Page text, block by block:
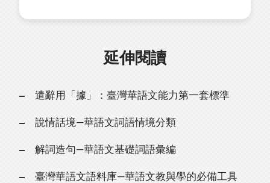
延伸閱讀
遣辭用「據」：臺灣華語文能力第一套標準
說情話境—華語文詞語情境分類
解詞造句—華語文基礎詞語彙編
臺灣華語文語料庫—華語文教與學的必備工具